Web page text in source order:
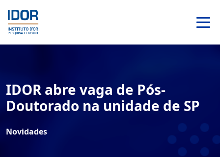
IDOR abre vaga de Pós-
Doutorado na unidade de SP
Novidades